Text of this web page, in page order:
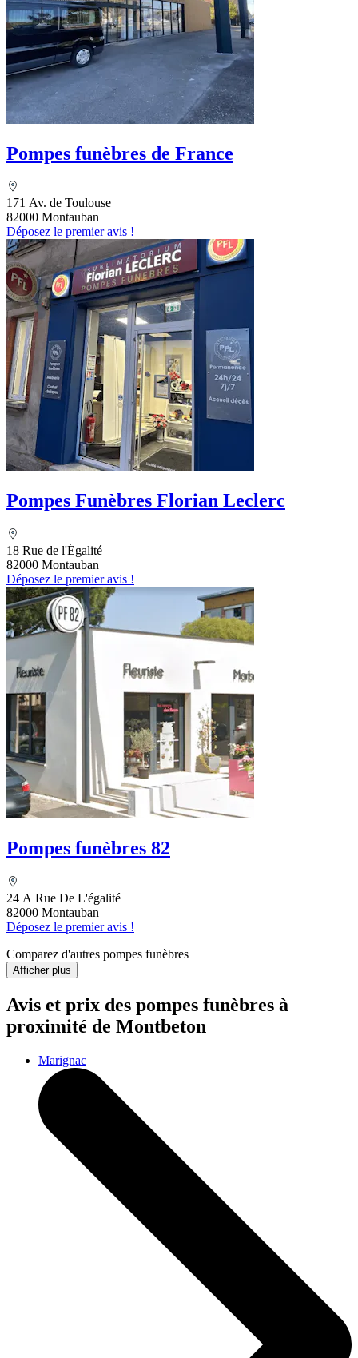
Pompes funèbres de France
171 Av. de Toulouse
82000 Montauban
Déposez le premier avis !
Pompes Funèbres Florian Leclerc
18 Rue de l'Égalité
82000 Montauban
Déposez le premier avis !
Pompes funèbres 82
24 A Rue De L'égalité
82000 Montauban
Déposez le premier avis !
Comparez d'autres pompes funèbres
Afficher plus
Avis et prix des pompes funèbres à
proximité de Montbeton
Marignac